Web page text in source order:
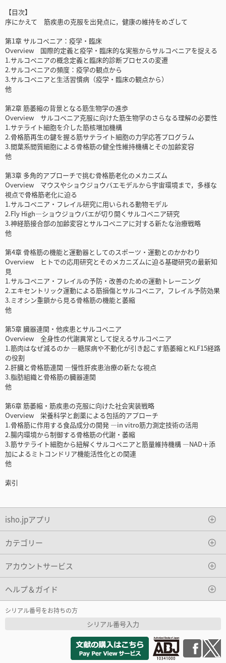
【目次】
序にかえて 筋疾患の克服を出発点に，健康の維持をめざして
第1章 サルコペニア：疫学・臨床
Overview 国際的定義と疫学・臨床的な実態からサルコペニアを捉える
1.サルコペニアの概念定義と臨床的診断プロセスの変遷
2.サルコペニアの頻度：疫学の観点から
3.サルコペニアと生活習慣病（疫学・臨床の観点から）
他
第2章 筋萎縮の背景となる筋生物学の進歩
Overview サルコペニア克服に向けた筋生物学のさらなる理解の必要性
1.サテライト細胞を介した筋核増加機構
2.骨格筋再生の鍵を握る筋サテライト細胞の力学応答プログラム
3.間葉系間質細胞による骨格筋の健全性維持機構とその加齢変容
他
第3章 多角的アプローチで挑む骨格筋老化のメカニズム
Overview マウスやショウジョウバエモデルから宇宙環境まで，多様な
視点で骨格筋老化に迫る
1.サルコペニア・フレイル研究に用いられる動物モデル
2.Fly High―ショウジョウバエが切り開くサルコペニア研究
3.神経筋接合部の加齢変容とサルコペニアに対する新たな治療戦略
他
第4章 骨格筋の機能と運動器としてのスポーツ・運動とのかかわり
Overview ヒトでの応用研究とそのメカニズムに迫る基礎研究の最新知
見
1.サルコペニア・フレイルの予防・改善のための運動トレーニング
2.エキセントリック運動による筋損傷とサルコペニア，フレイル予防効果
3.ミオシン重鎖から見る骨格筋の機能と萎縮
他
第5章 臓器連関・他疾患とサルコペニア
Overview 全身性の代謝異常として捉えるサルコペニア
1.筋肉はなぜ減るのか ―糖尿病や不動化が引き起こす筋萎縮とKLF15経路
の役割
2.肝臓と骨格筋連関 ―慢性肝疾患治療の新たな視点
3.脂肪組織と骨格筋の臓器連関
他
第6章 筋萎縮・筋疾患の克服に向けた社会実装戦略
Overview 栄養科学と創薬による包括的アプローチ
1.骨格筋に作用する食品成分の開発 ―in vitro筋力測定技術の活用
2.腸内環境から制御する骨格筋の代謝・萎縮
3.筋サテライト細胞から紐解くサルコペニアと筋量維持機構 ―NAD＋添
加によるミトコンドリア機能活性化との関連
他
索引
isho.jpアプリ
カテゴリー
アカウントサービス
ヘルプ＆ガイド
シリアル番号をお持ちの方
シリアル番号入力